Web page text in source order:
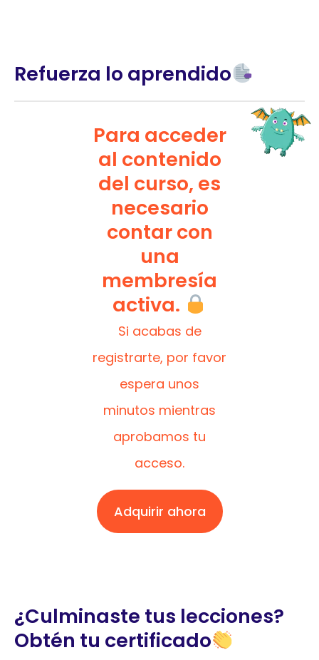
Refuerza lo aprendido
Para acceder
al contenido
del curso, es
necesario
contar con
una
membresía
activa.
Si acabas de
registrarte, por favor
espera unos
minutos mientras
aprobamos tu
acceso.
Adquirir ahora
¿Culminaste tus lecciones?
Obtén tu certificado